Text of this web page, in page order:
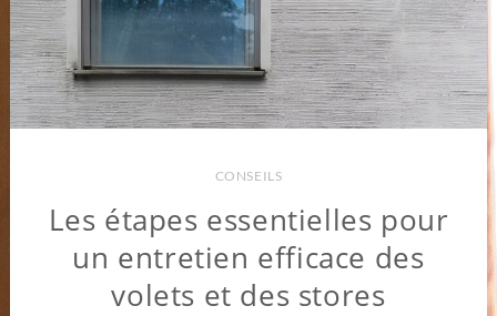
CONSEILS
Les étapes essentielles pour
un entretien efficace des
volets et des stores